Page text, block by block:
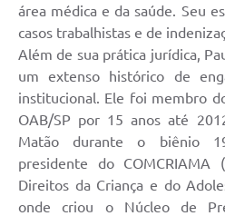
área médica e da saúde. Seu
casos trabalhistas e de
Além de sua prática jurídica,
um extenso histórico de
institucional. Ele foi membro
OAB/SP por 15 anos até
Matão durante o biênio
presidente do COMCRIAMA
Direitos da Criança e do
onde criou o Núcleo de